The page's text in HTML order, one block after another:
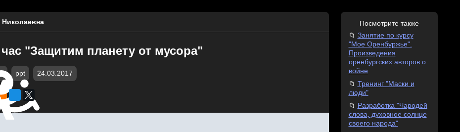
"Защитим планету от мусора"
ppt 24.03.2017
Посмотрите также
Занятие по курсу
"Мое Оренбуржье".
Произведения
оренбургских авторов о
войне
Тренинг "Маски и
люди"
Разработка "Чародей
слова, духовное солнце
своего народа"